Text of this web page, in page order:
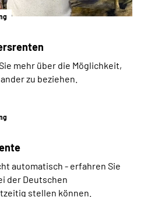
mehr über die Möglichkeit,
zu beziehen.
automatisch - erfahren Sie
der Deutschen
stellen können.